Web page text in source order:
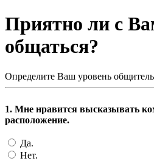
Приятно ли с
общаться?
Определите Ваш уровень
1. Мне нравится высказывать
расположение.
Да.
Нет.